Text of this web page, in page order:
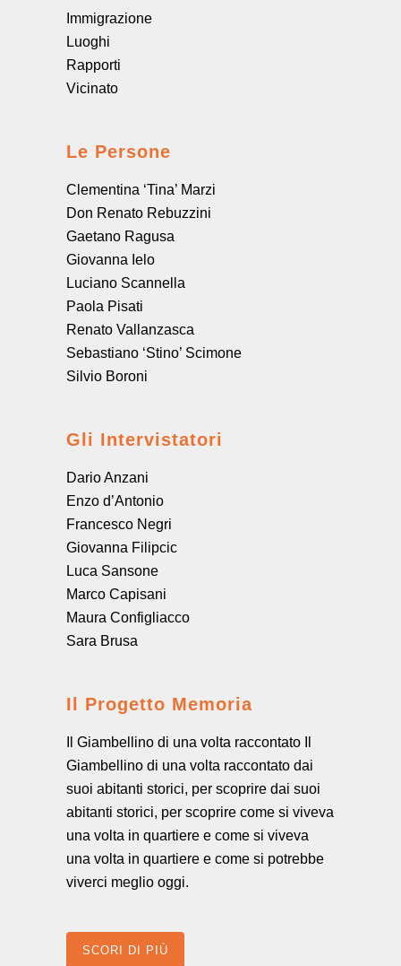
Immigrazione
Luoghi
Rapporti
Vicinato
Le Persone
Clementina ‘Tina’ Marzi
Don Renato Rebuzzini
Gaetano Ragusa
Giovanna Ielo
Luciano Scannella
Paola Pisati
Renato Vallanzasca
Sebastiano ‘Stino’ Scimone
Silvio Boroni
Gli Intervistatori
Dario Anzani
Enzo d’Antonio
Francesco Negri
Giovanna Filipcic
Luca Sansone
Marco Capisani
Maura Configliacco
Sara Brusa
Il Progetto Memoria
Il Giambellino di una volta raccontato Il
Giambellino di una volta raccontato dai
suoi abitanti storici, per scoprire dai suoi
abitanti storici, per scoprire come si viveva
una volta in quartiere e come si viveva
una volta in quartiere e come si potrebbe
viverci meglio oggi.
SCORI DI PIÙ